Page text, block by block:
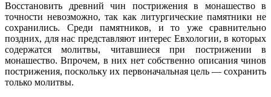
Восстановить древний чин пострижения в монашество в
точности невозможно, так как литургические памятники не
сохранились. Среди памятников, и то уже сравнительно
поздних, для нас представляют интерес Евхологии, в которых
содержатся молитвы, читавшиеся при пострижении в
монашество. Впрочем, в них нет собственно описания чинов
пострижения, поскольку их первоначальная цель — сохранить
только молитвы.